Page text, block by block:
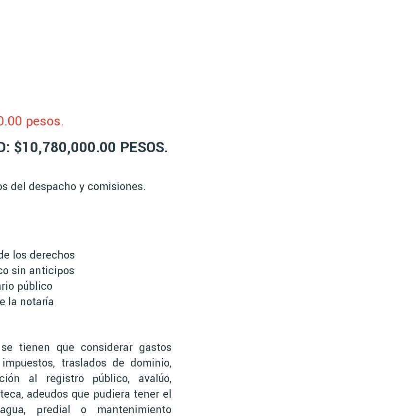
pesos.
$10,780,000.00 PESOS.
del despacho y comisiones.
los derechos
sin anticipos
público
la notaría
tienen que considerar gastos
traslados de dominio,
al registro público, avalúo,
adeudos que pudiera tener el
predial o mantenimiento